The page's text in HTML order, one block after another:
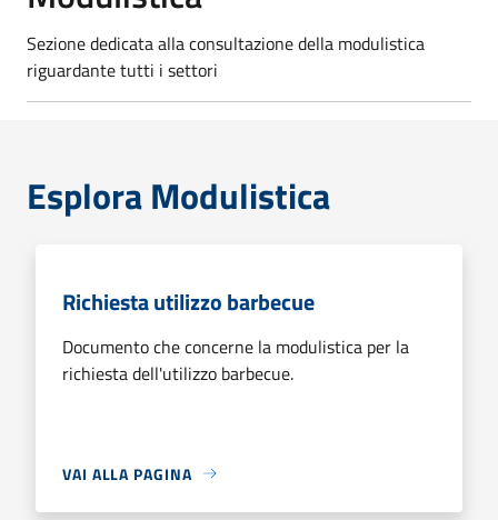
Sezione dedicata alla consultazione della modulistica
riguardante tutti i settori
Esplora Modulistica
Richiesta utilizzo barbecue
Documento che concerne la modulistica per la
richiesta dell'utilizzo barbecue.
VAI ALLA PAGINA